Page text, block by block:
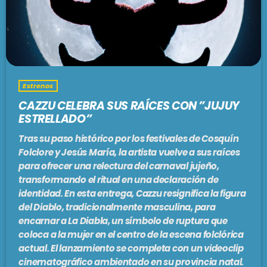
BARCELONA
MALLORCA
PODCASTS
TIENDA
EN VIVO AHORA!
Estrenos
CAZZU CELEBRA SUS RAÍCES CON ”JUJUY
ESTRELLADO”
Tras su paso histórico por los festivales de Cosquín
Folclore y Jesús María, la artista vuelve a sus raíces
para ofrecer una relectura del carnaval jujeño,
transformando el ritual en una declaración de
identidad. En esta entrega, Cazzu resignifica la figura
del Diablo, tradicionalmente masculina, para
encarnar a La Diabla, un símbolo de ruptura que
coloca a la mujer en el centro de la escena folclórica
actual. El lanzamiento se completa con un videoclip
cinematográfico ambientado en su provincia natal.